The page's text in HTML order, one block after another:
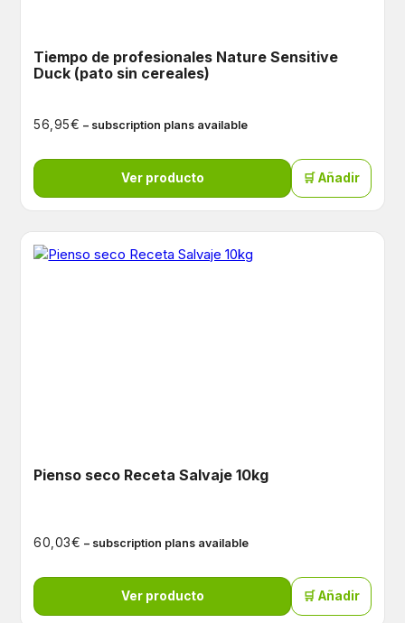
Tiempo de profesionales Nature Sensitive
Duck (pato sin cereales)
56,95€ – subscription plans available
Ver producto 🛒 Añadir
Pienso seco Receta Salvaje 10kg
60,03€ – subscription plans available
Ver producto 🛒 Añadir